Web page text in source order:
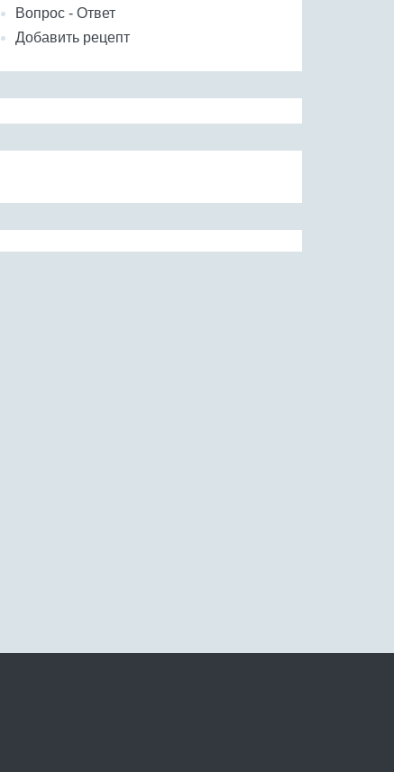
Вопрос - Ответ
Добавить рецепт